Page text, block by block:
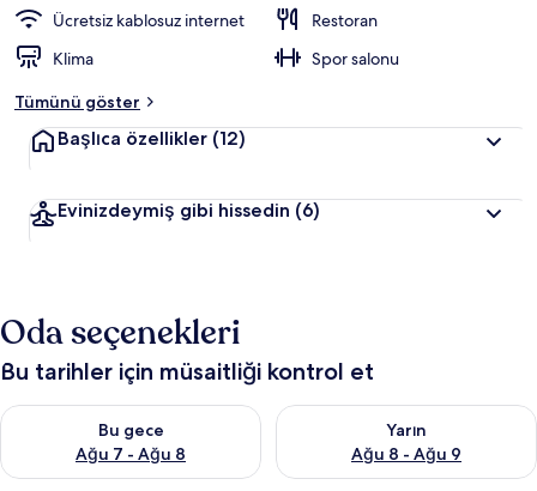
Ücretsiz kablosuz internet
Restoran
Klima
Spor salonu
Tümünü göster
Başlıca özellikler (12)
Evinizdeymiş gibi hissedin (6)
Oda seçenekleri
Bu tarihler için müsaitliği kontrol et
Bu gece
Ağu 7 - Ağu 8
Bu gece için müsaitliği kontrol et Ağu 7 - Ağu 8
Yarın
Ağu 8 - Ağu 9
Yarın için müsaitliği kontrol